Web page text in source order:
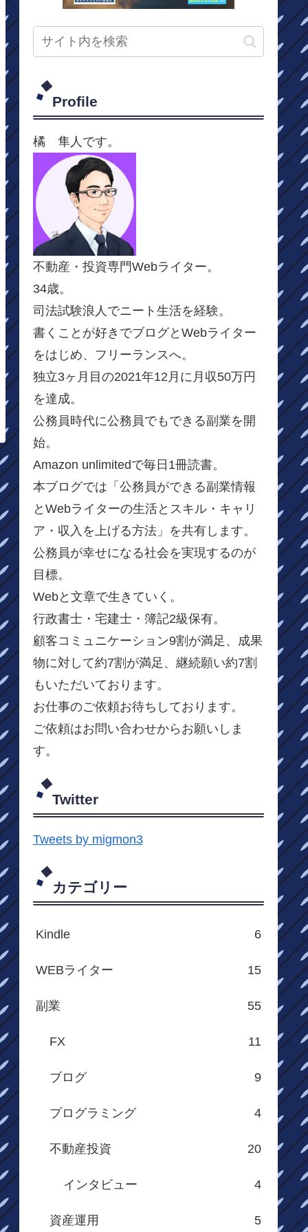
Profile
橘 隼人です。
不動産・投資専門Webライター。
34歳。
司法試験浪人でニート生活を経験。
書くことが好きでブログとWebライター
をはじめ、フリーランスへ。
独立3ヶ月目の2021年12月に月収50万円
を達成。
公務員時代に公務員でもできる副業を開
始。
Amazon unlimitedで毎日1冊読書。
本ブログでは「公務員ができる副業情報
とWebライターの生活とスキル・キャリ
ア・収入を上げる方法」を共有します。
公務員が幸せになる社会を実現するのが
目標。
Webと文章で生きていく。
行政書士・宅建士・簿記2級保有。
顧客コミュニケーション9割が満足、成果
物に対して約7割が満足、継続願い約7割
もいただいております。
お仕事のご依頼お待ちしております。
ご依頼はお問い合わせからお願いしま
す。
Twitter
Tweets by migmon3
カテゴリー
Kindle 6
WEBライター 15
副業 55
FX 11
ブログ 9
プログラミング 4
不動産投資 20
インタビュー 4
資産運用 5